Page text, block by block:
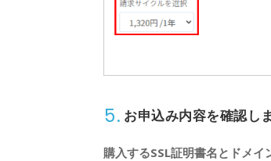
5. お申込み内容を確認し
購入するSSL証明書名とドメイ